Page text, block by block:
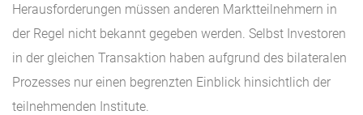
Herausforderungen müssen anderen Marktteilnehmern in
der Regel nicht bekannt gegeben werden. Selbst Investoren
in der gleichen Transaktion haben aufgrund des bilateralen
Prozesses nur einen begrenzten Einblick hinsichtlich der
teilnehmenden Institute.